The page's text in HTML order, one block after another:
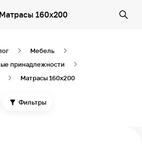
Матрасы 160х200
Мебель
принадлежности
Матрасы 160х200
Фильтры